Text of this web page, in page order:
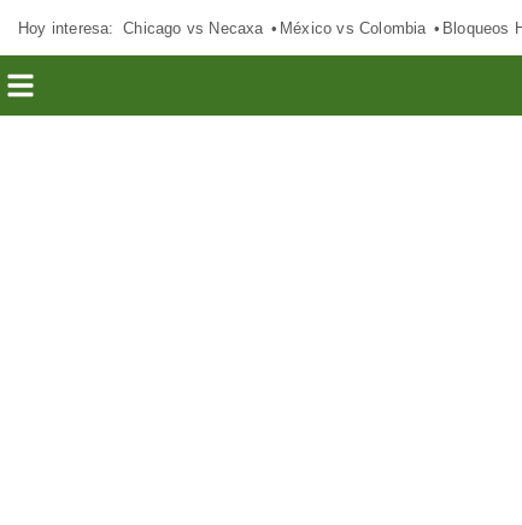
Hoy interesa: Chicago vs Necaxa México vs Colombia Bloqueos